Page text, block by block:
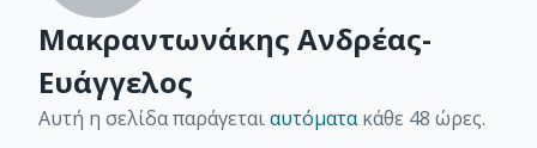
Μακραντωνάκης Ανδρέας-
Ευάγγελος
Αυτή η σελίδα παράγεταιαυτόματακάθε 48 ώρες.